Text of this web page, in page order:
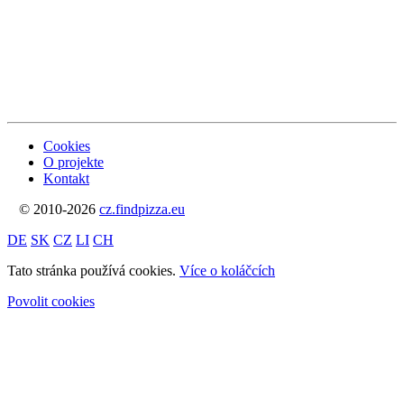
Cookies
O projekte
Kontakt
© 2010-2026 cz.findpizza.eu
DE SK CZ LI CH
Tato stránka používá cookies. Více o koláčcích
Povolit cookies